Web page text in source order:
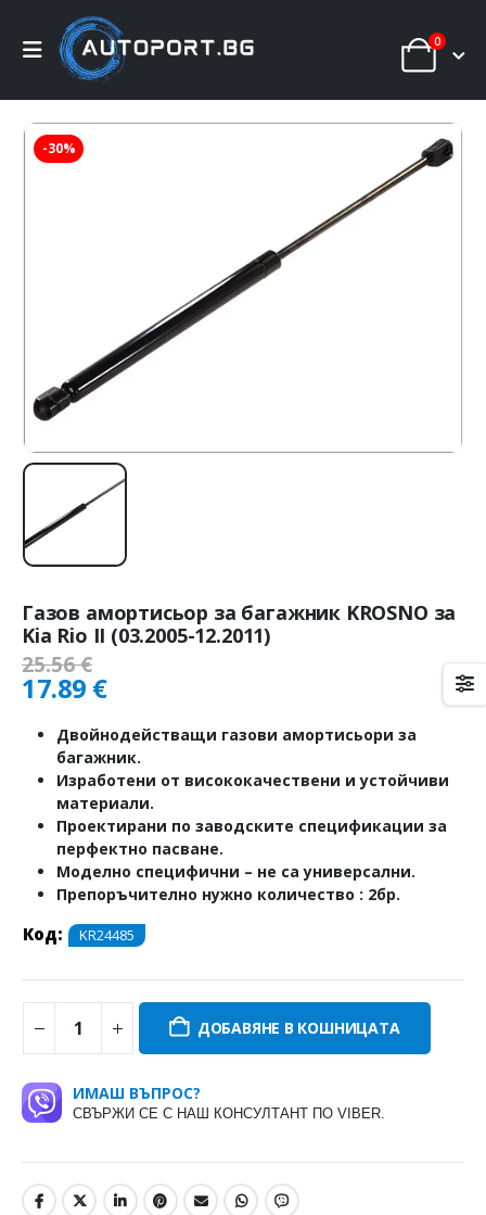
0
-30%
Газов амортисьор за багажник KROSNO за
Kia Rio II (03.2005-12.2011)
25.56€
17.89 €
Двойнодействащи газови амортисьори за
багажник.
Изработени от висококачествени и устойчиви
материали.
Проектирани по заводските спецификации за
перфектно пасване.
Моделно специфични – не са универсални.
Препоръчително нужно количество : 2бр.
Код: KR24485
ДОБАВЯНЕ В КОШНИЦАТА
ИМАШ ВЪПРОС?
СВЪРЖИ СЕ С НАШ КОНСУЛТАНТ ПО VIBER.